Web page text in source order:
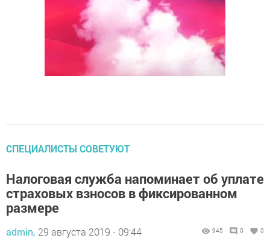
СПЕЦИАЛИСТЫ СОВЕТУЮТ
Налоговая служба напоминает об уплате
страховых взносов в фиксированном
размере
admin, 29 августа 2019 - 09:44 945 0 0